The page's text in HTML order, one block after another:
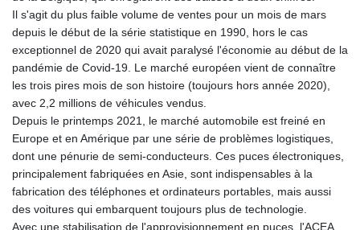
Il s'agit du plus faible volume de ventes pour un mois de mars
depuis le début de la série statistique en 1990, hors le cas
exceptionnel de 2020 qui avait paralysé l'économie au début de la
pandémie de Covid-19. Le marché européen vient de connaître
les trois pires mois de son histoire (toujours hors année 2020),
avec 2,2 millions de véhicules vendus.
Depuis le printemps 2021, le marché automobile est freiné en
Europe et en Amérique par une série de problèmes logistiques,
dont une pénurie de semi-conducteurs. Ces puces électroniques,
principalement fabriquées en Asie, sont indispensables à la
fabrication des téléphones et ordinateurs portables, mais aussi
des voitures qui embarquent toujours plus de technologie.
Avec une stabilisation de l'approvisionnement en puces, l'ACEA